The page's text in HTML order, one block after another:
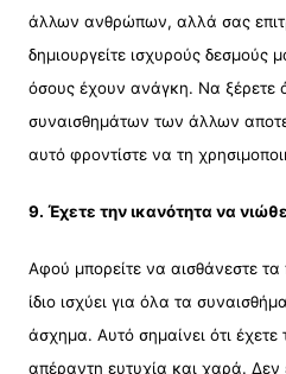
άλλων ανθρώπων, αλλά σας
δημιουργείτε ισχυρούς δεσμούς
όσους έχουν ανάγκη. Να ξέρετε
συναισθημάτων των άλλων
αυτό φροντίστε να τη
9. Έχετε την ικανότητα να
Αφού μπορείτε να αισθάνεστε
ίδιο ισχύει για όλα τα
άσχημα. Αυτό σημαίνει ότι
απέραντη ευτυχία και χαρά. Δεν